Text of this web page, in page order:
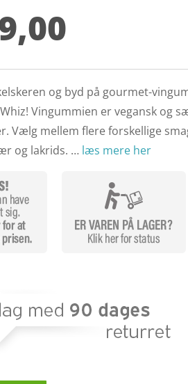
og byd på gourmet-
Vingummien er vegansk og
Vælg mellem flere forskellige
og lakrids. … læs mere her